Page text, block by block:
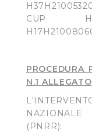
CUP
PROCEDURA
N.1 ALLEGATO
(PNRR):